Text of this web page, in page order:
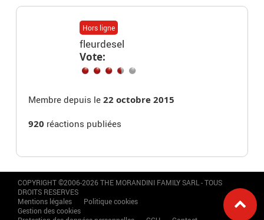
Hors ligne
fleurdesel
Vote:
Membre depuis le22 octobre 2015
920 réactions publiées
COPYRIGHT ©2006-2026 THE MORANDINI FAMILY SARL - TOUS
DROITS RESERVES
Mentions légales
Politique cookies
Gestion des cookies